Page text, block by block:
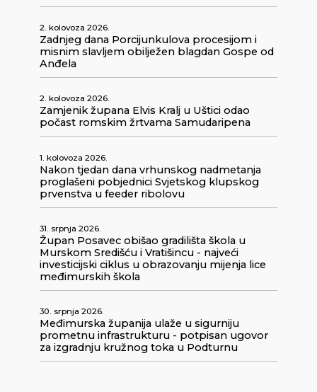
2. kolovoza 2026.
Zadnjeg dana Porcijunkulova procesijom i
misnim slavljem obilježen blagdan Gospe od
Anđela
2. kolovoza 2026.
Zamjenik župana Elvis Kralj u Uštici odao
počast romskim žrtvama Samudaripena
1. kolovoza 2026.
Nakon tjedan dana vrhunskog nadmetanja
proglašeni pobjednici Svjetskog klupskog
prvenstva u feeder ribolovu
31. srpnja 2026.
Župan Posavec obišao gradilišta škola u
Murskom Središću i Vratišincu - najveći
investicijski ciklus u obrazovanju mijenja lice
međimurskih škola
30. srpnja 2026.
Međimurska županija ulaže u sigurniju
prometnu infrastrukturu - potpisan ugovor
za izgradnju kružnog toka u Podturnu